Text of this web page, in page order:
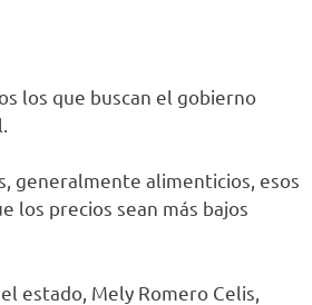
los que buscan el gobierno
generalmente alimenticios, esos
los precios sean más bajos
estado, Mely Romero Celis,